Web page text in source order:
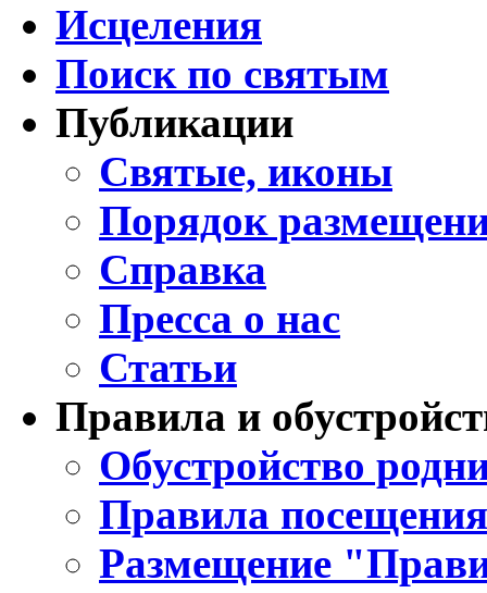
Исцеления
Поиск по святым
Публикации
Святые, иконы
Порядок
Справка
Пресса о нас
Статьи
Правила и
Обустройство
Правила
Размещение